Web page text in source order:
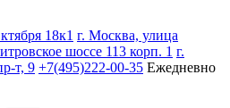
18к1 г. Москва, улица
шоссе 113 корп. 1 г.
т, 9 +7(495)222-00-35 Ежедневно